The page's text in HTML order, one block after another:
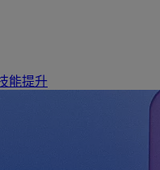
能提升